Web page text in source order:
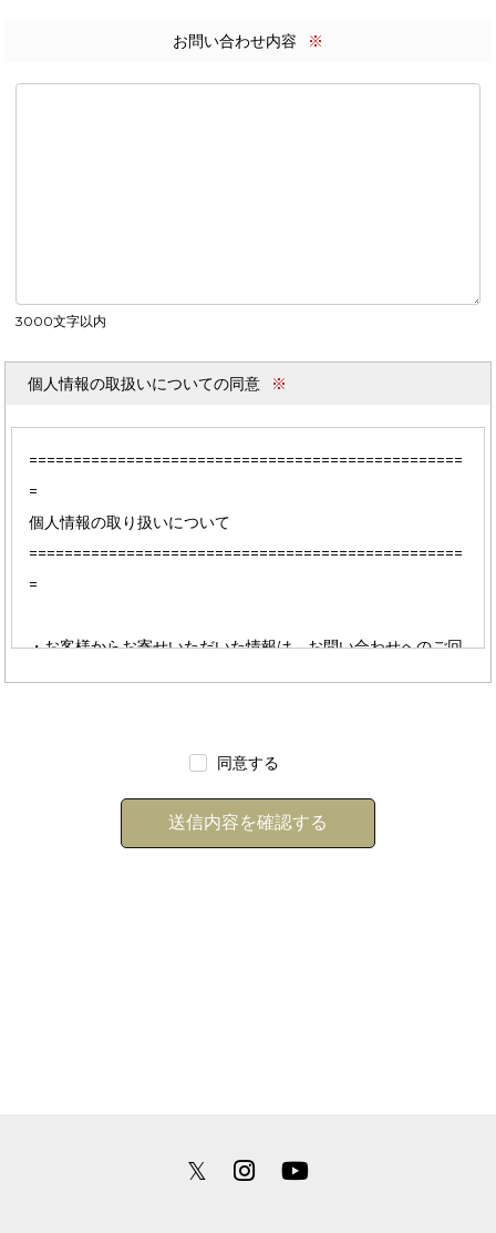
お問い合わせ内容 ※
3000文字以内
個人情報の取扱いについての同意 ※
=================================================
=
個人情報の取り扱いについて
=================================================
=
・お客様からお寄せいただいた情報は、お問い合わせへのご回
答のためにのみ使用し、その他の目的で使用したり、無断で第
・お客様からお寄せいただいた情報に基づき、騒音寺より電
話、e-mail等でご連絡差し上げる場合がございますのであらか
じめご承知願います。
=================================================
同意する
𝕏